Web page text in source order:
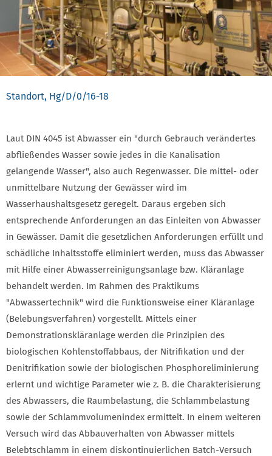
Standort, Hg/D/0/16-18
Laut DIN 4045 ist Abwasser ein "durch Gebrauch verändertes
abfließendes Wasser sowie jedes in die Kanalisation
gelangende Wasser", also auch Regenwasser. Die mittel- oder
unmittelbare Nutzung der Gewässer wird im
Wasserhaushaltsgesetz geregelt. Daraus ergeben sich
entsprechende Anforderungen an das Einleiten von Abwasser
in Gewässer. Damit die gesetzlichen Anforderungen erfüllt und
schädliche Inhaltsstoffe eliminiert werden, muss das Abwasser
mit Hilfe einer Abwasserreinigungsanlage bzw. Kläranlage
behandelt werden. Im Rahmen des Praktikums
"Abwassertechnik" wird die Funktionsweise einer Kläranlage
(Belebungsverfahren) vorgestellt. Mittels einer
Demonstrationskläranlage werden die Prinzipien des
biologischen Kohlenstoffabbaus, der Nitrifikation und der
Denitrifikation sowie der biologischen Phosphoreliminierung
erlernt und wichtige Parameter wie z. B. die Charakterisierung
des Abwassers, die Raumbelastung, die Schlammbelastung
sowie der Schlammvolumenindex ermittelt. In einem weiteren
Versuch wird das Abbauverhalten von Abwasser mittels
Belebtschlamm in einem diskontinuierlichen Batch-Versuch